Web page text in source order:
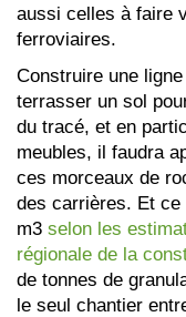
aussi celles à faire
ferroviaires.
Construire une
terrasser un sol
du tracé, et en
meubles, il faudra
ces morceaux de
des carrières. Et ce
m3 selon les
régionale de la
de tonnes de
le seul chantier